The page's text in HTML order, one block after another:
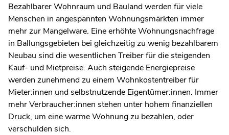
Bezahlbarer Wohnraum und Bauland werden für viele
Menschen in angespannten Wohnungsmärkten immer
mehr zur Mangelware. Eine erhöhte Wohnungsnachfrage
in Ballungsgebieten bei gleichzeitig zu wenig bezahlbarem
Neubau sind die wesentlichen Treiber für die steigenden
Kauf- und Mietpreise. Auch steigende Energiepreise
werden zunehmend zu einem Wohnkostentreiber für
Mieter:innen und selbstnutzende Eigentümer:innen. Immer
mehr Verbraucher:innen stehen unter hohem finanziellen
Druck, um eine warme Wohnung zu bezahlen, oder
verschulden sich.